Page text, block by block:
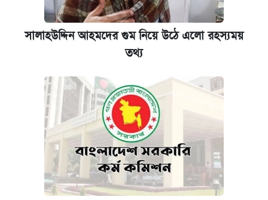
সালাহউদ্দিন আহমদের গুম নিয়ে উঠে এলো রহস্যময়
তথ্য